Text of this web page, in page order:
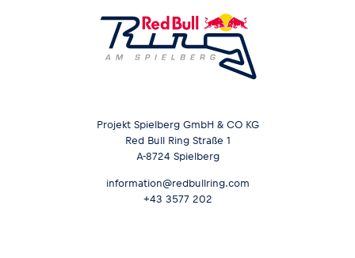
Projekt Spielberg GmbH & CO KG
Red Bull Ring Straße 1
A-8724 Spielberg
information@redbullring.com
+43 3577 202